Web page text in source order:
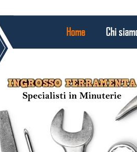
Home Chi